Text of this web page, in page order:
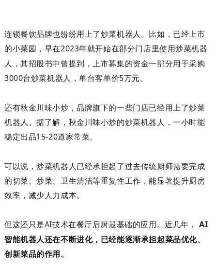
连锁餐饮品牌也纷纷用上了炒菜机器人。比如，已经上市
的小菜园，早在2023年就开始在部分门店里使用炒菜机器
人，其招股书中曾提到，上市募集的资金一部分用于采购
3000台炒菜机器人，单台客单价5万元。
还有秋金川味小炒，品牌旗下的一些门店已经用上了炒菜
机器人。据了解，秋金川味小炒的炒菜机器人，一小时能
稳定出品15-20道家常菜。
可以说，炒菜机器人已经承担起了过去传统厨师需要完成
的切菜、炒菜、卫生清洁等重复性工作，能显著提升厨房
效率，减少人力成本。
但这还只是AI技术在餐厅后厨最基础的应用。近几年， AI
智能机器人还在不断进化，已经能逐渐承担起菜品优化、
创新菜品的作用。